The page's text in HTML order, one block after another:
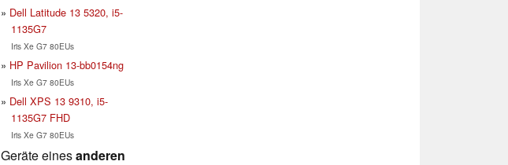
Dell Latitude 13 5320, i5-
1135G7
Iris Xe G7 80EUs
HP Pavilion 13-bb0154ng
Iris Xe G7 80EUs
Dell XPS 13 9310, i5-
1135G7 FHD
Iris Xe G7 80EUs
Geräte einesanderen